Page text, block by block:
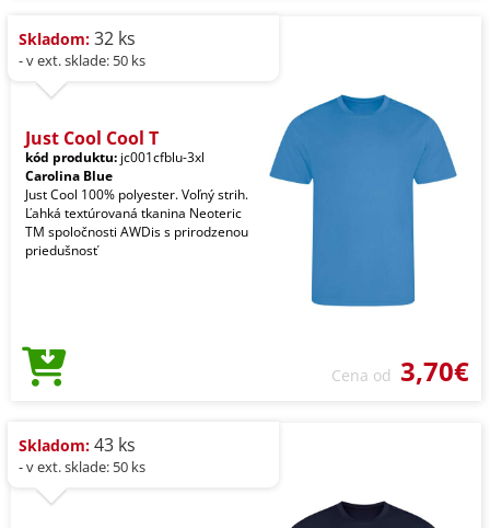
Skladom: 32 ks
- v ext. sklade: 50 ks
Just Cool Cool T
kód produktu: jc001cfblu-3xl
Carolina Blue
Just Cool 100% polyester. Voľný strih.
Ľahká textúrovaná tkanina Neoteric
TM spoločnosti AWDis s prirodzenou
priedušnosť
Cena od 3,70€
Skladom: 43 ks
- v ext. sklade: 50 ks